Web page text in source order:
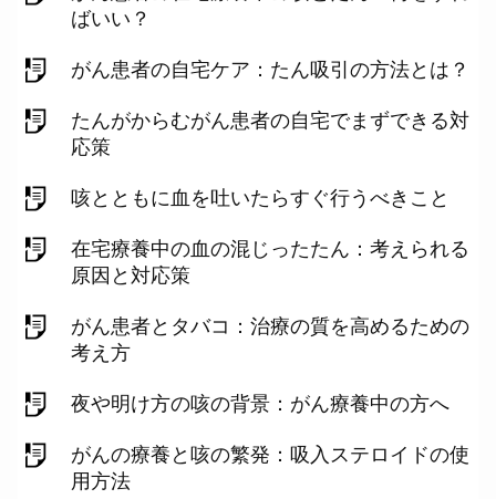
ばいい？
がん患者の自宅ケア：たん吸引の方法とは？
たんがからむがん患者の自宅でまずできる対
応策
咳とともに血を吐いたらすぐ行うべきこと
在宅療養中の血の混じったたん：考えられる
原因と対応策
がん患者とタバコ：治療の質を高めるための
考え方
夜や明け方の咳の背景：がん療養中の方へ
がんの療養と咳の繁発：吸入ステロイドの使
用方法